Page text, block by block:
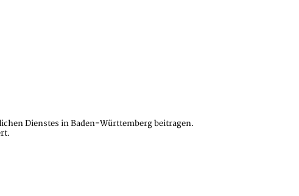
Dienstes in Baden-Württemberg beitragen.